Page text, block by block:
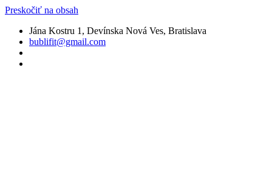
Preskočiť na obsah
Jána Kostru 1, Devínska Nová Ves, Bratislava
bublifit@gmail.com